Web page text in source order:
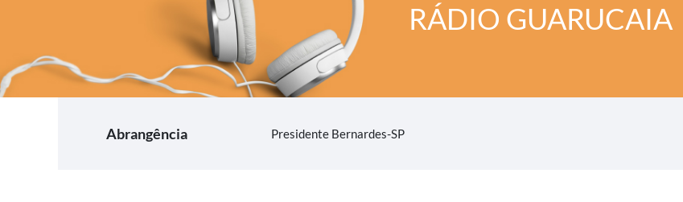
RÁDIO GUARUCAIA
Abrangência Presidente Bernardes-SP